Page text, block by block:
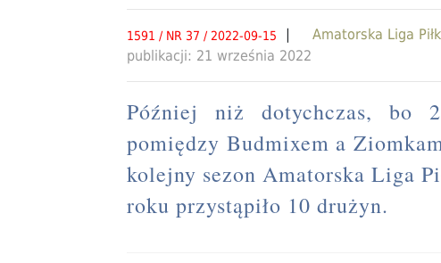
1591 / NR 37 / 2022-09-15 | Amatorska Liga
publikacji: 21 września 2022
Później niż dotychczas, bo
pomiędzy Budmixem a
kolejny sezon Amatorska Liga
roku przystąpiło 10 drużyn.